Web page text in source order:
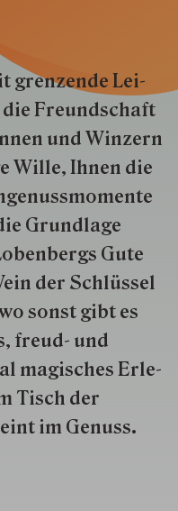
gren­zende Lei­
Freund­schaft
und Win­zern
Wille, Ihnen die
Grund­lage
Gute
der Schlüs­sel
sonst gibt es
freud- und
ma­gisch­es Er­le­
Tisch der
im Genuss.